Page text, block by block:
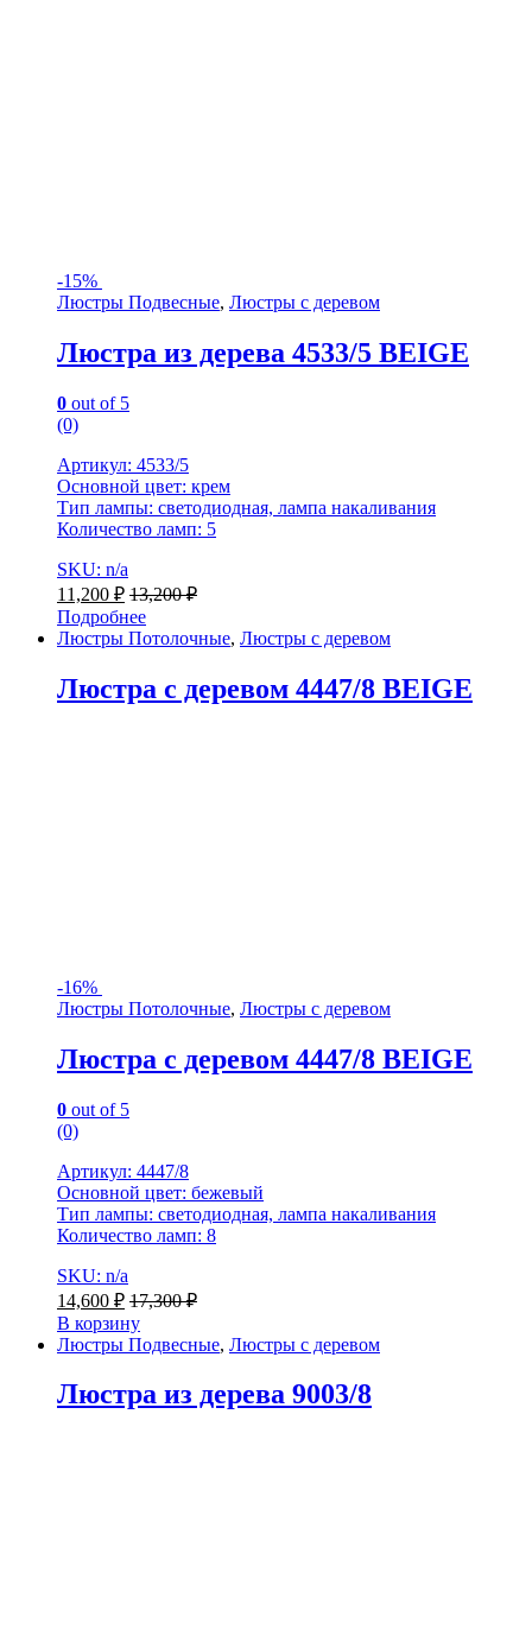
-15%
Люстры Подвесные, Люстры с деревом
Люстра из дерева 4533/5 BEIGE
0 out of 5
(0)
Артикул: 4533/5
Основной цвет: крем
Тип лампы: светодиодная, лампа накаливания
Количество ламп: 5
SKU: n/a
11,200 ₽ 13,200₽
Подробнее
Люстры Потолочные, Люстры с деревом
Люстра с деревом 4447/8 BEIGE
-16%
Люстры Потолочные, Люстры с деревом
Люстра с деревом 4447/8 BEIGE
0 out of 5
(0)
Артикул: 4447/8
Основной цвет: бежевый
Тип лампы: светодиодная, лампа накаливания
Количество ламп: 8
SKU: n/a
14,600 ₽ 17,300₽
В корзину
Люстры Подвесные, Люстры с деревом
Люстра из дерева 9003/8